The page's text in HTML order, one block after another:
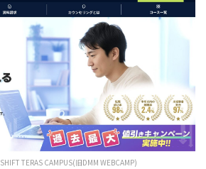
SHIFT TERAS CAMPUS(旧DMM WEBCAMP)